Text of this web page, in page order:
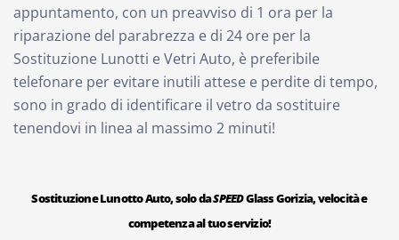
appuntamento, con un preavviso di 1 ora per la
riparazione del parabrezza e di 24 ore per la
Sostituzione Lunotti e Vetri Auto, è preferibile
telefonare per evitare inutili attese e perdite di tempo,
sono in grado di identificare il vetro da sostituire
tenendovi in linea al massimo 2 minuti!
Sostituzione Lunotto Auto, solo daSPEEDGlass Gorizia, velocità e
competenza al tuo servizio!